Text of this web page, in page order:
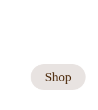
Shop